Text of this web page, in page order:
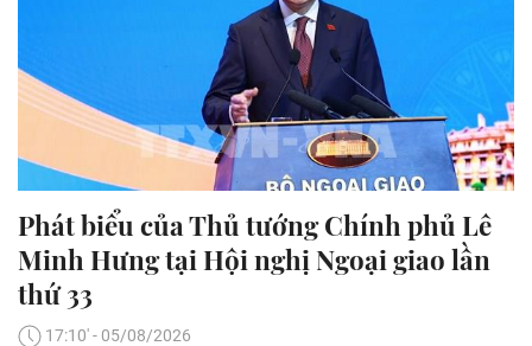
Phát biểu của Thủ tướng Chính phủ Lê
Minh Hưng tại Hội nghị Ngoại giao lần
thứ 33
17:10' - 05/08/2026